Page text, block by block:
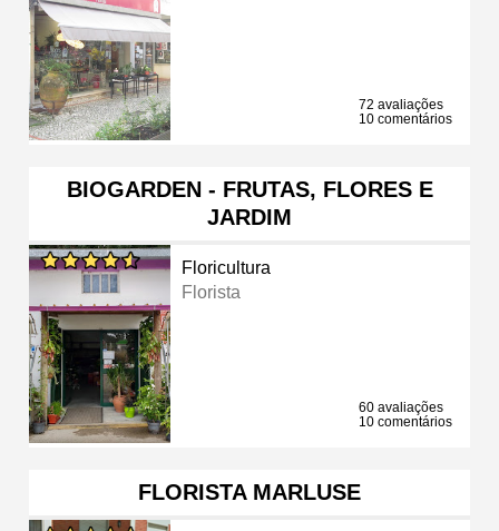
72 avaliações
10 comentários
BIOGARDEN - FRUTAS, FLORES E
JARDIM
Floricultura
Florista
60 avaliações
10 comentários
FLORISTA MARLUSE